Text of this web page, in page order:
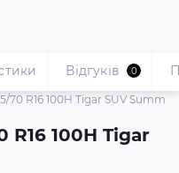
70 R16 100H Tigar SUV Summer
R16 100H Tigar
Відгуків 0